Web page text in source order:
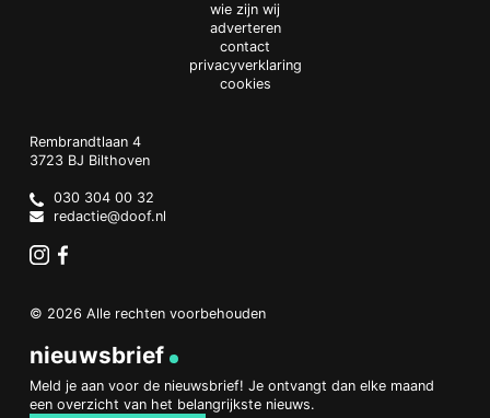
wie zijn wij
adverteren
contact
privacyverklaring
cookies
Doof.nl
work
Rembrandtlaan 4
3723 BJ Bilthoven
Netherlands
030 304 00 32
redactie@doof.nl
© 2026 Alle rechten voorbehouden
nieuwsbrief
Meld je aan voor de nieuwsbrief! Je ontvangt dan elke maand
een overzicht van het belangrijkste nieuws.